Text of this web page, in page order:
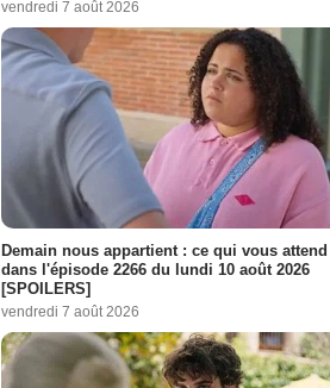
vendredi 7 août 2026
Demain nous appartient : ce qui vous attend
dans l'épisode 2266 du lundi 10 août 2026
[SPOILERS]
vendredi 7 août 2026